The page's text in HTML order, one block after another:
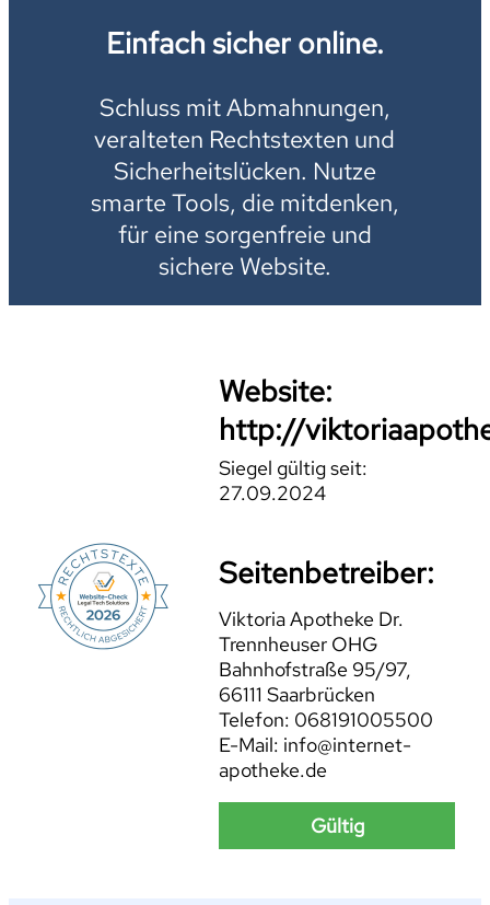
Einfach sicher online.
Schluss mit Abmahnungen,
veralteten Rechtstexten und
Sicherheitslücken. Nutze
smarte Tools, die mitdenken,
für eine sorgenfreie und
sichere Website.
Website:
http://
Siegel gültig seit:
27.09.2024
Seitenbetreiber:
Viktoria Apotheke Dr.
Trennheuser OHG
Bahnhofstraße 95/97,
66111 Saarbrücken
Telefon: 068191005500
E-Mail: info@internet-
apotheke.de
Gültig